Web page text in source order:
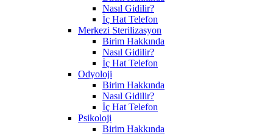
Nasıl Gidilir?
İç Hat Telefon
Merkezi Sterilizasyon
Birim Hakkında
Nasıl Gidilir?
İç Hat Telefon
Odyoloji
Birim Hakkında
Nasıl Gidilir?
İç Hat Telefon
Psikoloji
Birim Hakkında